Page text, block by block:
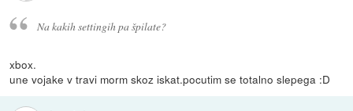
Na kakih settingih pa špilate?
xbox.
une vojake v travi morm skoz iskat.pocutim se totalno slepega :D